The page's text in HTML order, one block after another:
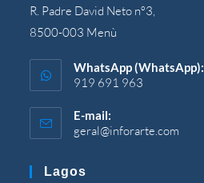
R. Padre David Neto nº3,
8500-003 Menù
WhatsApp (WhatsApp):
919 691 963
E-mail:
geral@inforarte.com
Lagos